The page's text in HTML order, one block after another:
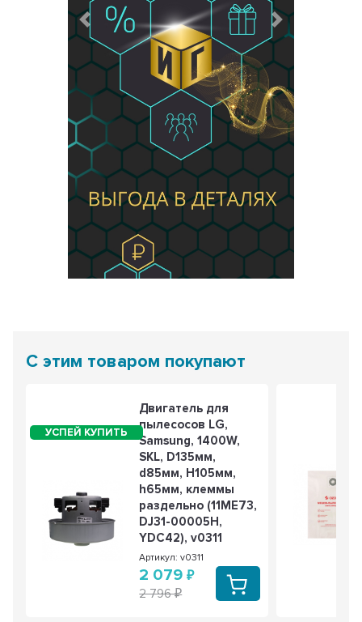
Предыдущий Следующий
С этим товаром покупают
Двигатель для
пылесосов LG,
Samsung, 1400W,
SKL, D135мм,
d85мм, H105мм,
h65мм, клеммы
раздельно (11ME73,
DJ31-00005H,
YDC42), v0311
Артикул: v0311
2 079
2 796